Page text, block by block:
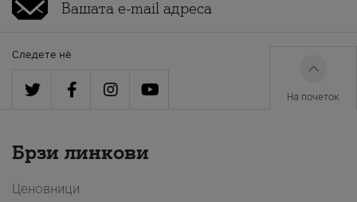
Следете нè
На почеток
Брзи линкови
Ценовници